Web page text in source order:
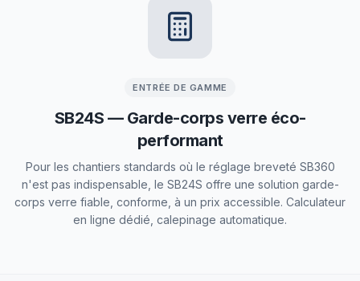
ENTRÉE DE GAMME
SB24S — Garde-corps verre éco-
performant
Pour les chantiers standards où le réglage breveté SB360
n'est pas indispensable, le SB24S offre une solution garde-
corps verre fiable, conforme, à un prix accessible. Calculateur
en ligne dédié, calepinage automatique.